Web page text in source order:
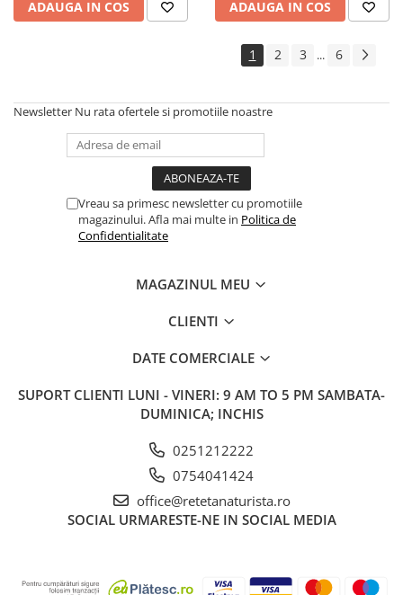
ADAUGA IN COS ADAUGA IN COS
1 2 3 ... 6
Newsletter Nu rata ofertele si promotiile noastre
Vreau sa primesc newsletter cu promotiile
magazinului. Afla mai multe in Politica de
Confidentialitate
MAGAZINUL MEU
CLIENTI
DATE COMERCIALE
SUPORT CLIENTI LUNI - VINERI: 9 AM TO 5 PM SAMBATA-
DUMINICA; INCHIS
0251212222
0754041424
office@retetanaturista.ro
SOCIAL URMARESTE-NE IN SOCIAL MEDIA